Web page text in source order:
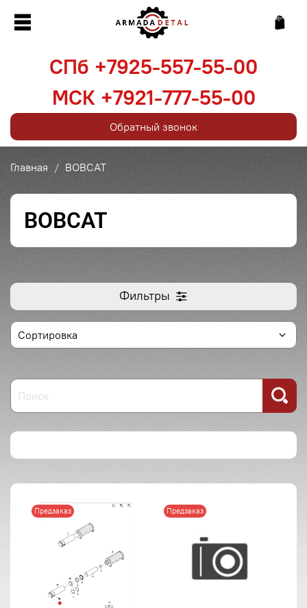
Главная BOBCAT
BOBCAT
Фильтры
Предзаказ Предзаказ
СПб +7925-557-55-00
МСК +7921-777-55-00
Обратный звонок